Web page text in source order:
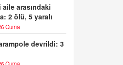
arasındaki
2 ölü, 5 yaralı
Cuma
devrildi: 3